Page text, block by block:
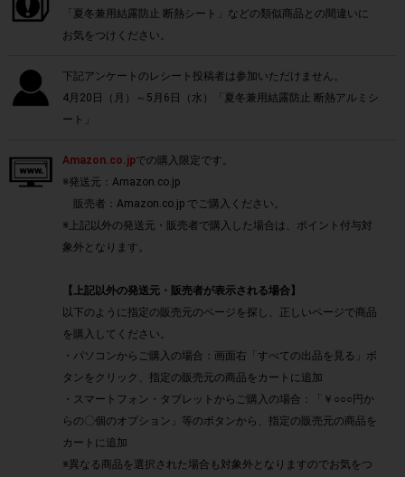
「夏冬兼用結露防止 断熱シート」などの類似商品との間違いに
お気をつけください。
下記アンケートのレシート投稿者は参加いただけません。
4月20日（月）～5月6日（水）「夏冬兼用結露防止 断熱アルミシ
ート」
Amazon.co.jpでの購入限定です。
※発送元：Amazon.co.jp
販売者：Amazon.co.jp でご購入ください。
※上記以外の発送元・販売者で購入した場合は、ポイント付与対
象外となります。
【上記以外の発送元・販売者が表示される場合】
以下のように指定の販売元のページを探し、正しいページで商品
を購入してください。
・パソコンからご購入の場合：画面右「すべての出品を見る」ボ
タンをクリック、指定の販売元の商品をカートに追加
・スマートフォン・タブレットからご購入の場合：「￥○○○円か
らの〇個のオプション」等のボタンから、指定の販売元の商品を
カートに追加
※異なる商品を選択された場合も対象外となりますのでお気をつ